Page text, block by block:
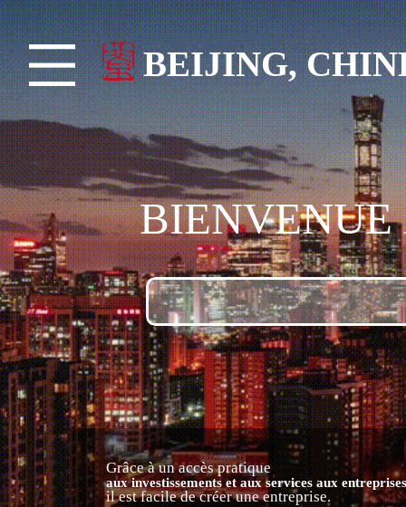
BEIJING,
BIENVENUE
Grâce à un accès pratique
aux investissements et aux services aux
il est facile de créer une entreprise.